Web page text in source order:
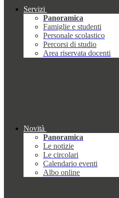
Servizi
Panoramica
Famiglie e studenti
Personale scolastico
Percorsi di studio
Area riservata docenti
Novità
Panoramica
Le notizie
Le circolari
Calendario eventi
Albo online